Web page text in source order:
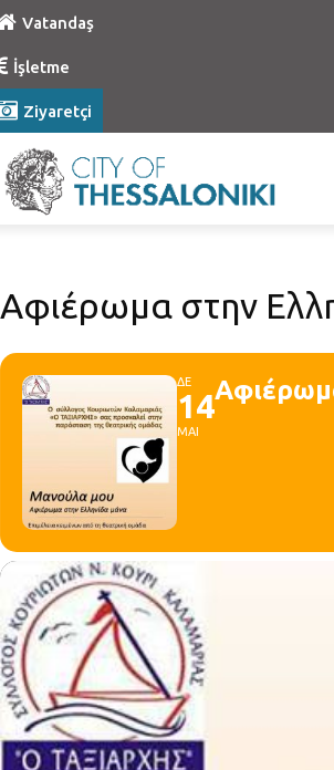
Vatandaş
İşletme
Ziyaretçi
Αφιέρωμα στην
ΔΕ
14
ΜΑΙ